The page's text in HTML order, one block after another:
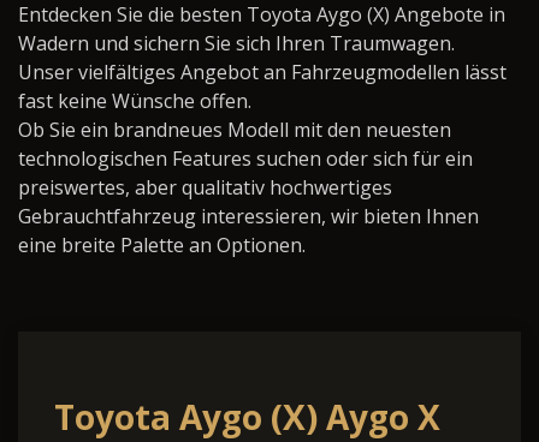
Entdecken Sie die besten Toyota Aygo (X) Angebote in
Wadern und sichern Sie sich Ihren Traumwagen.
Unser vielfältiges Angebot an Fahrzeugmodellen lässt
fast keine Wünsche offen.
Ob Sie ein brandneues Modell mit den neuesten
technologischen Features suchen oder sich für ein
preiswertes, aber qualitativ hochwertiges
Gebrauchtfahrzeug interessieren, wir bieten Ihnen
eine breite Palette an Optionen.
Toyota Aygo (X) Aygo X